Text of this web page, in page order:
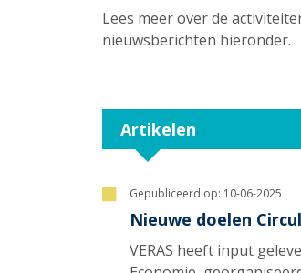
Lees meer over de
nieuwsberichten hieronder.
Artikelen
Gepubliceerd op: 10-06-2025
Nieuwe doelen
VERAS heeft input